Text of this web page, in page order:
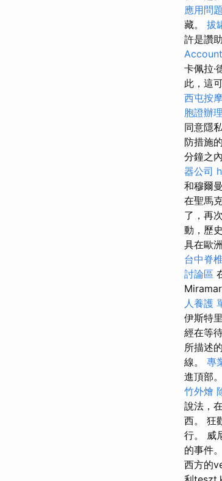
應用問題
藏。 拔
許是讚
卡佩拉·
此，這
西屯按
胞證辦理
同意隱
防措施
分鐘之
器公司
和穆爾
在聖馬
了，再
動，歷
具在歐
台中脊
討論區
人養護
伊斯特
經在等
所描述
線。 專
進頂部。
竹外燴
說法，
西。 狂
行。 威
的事件
西方的